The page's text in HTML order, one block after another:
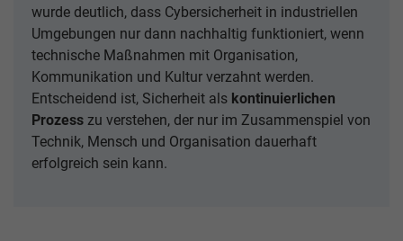
wurde deutlich, dass Cybersicherheit in industriellen
Umgebungen nur dann nachhaltig funktioniert, wenn
technische Maßnahmen mit Organisation,
Kommunikation und Kultur verzahnt werden.
Entscheidend ist, Sicherheit als kontinuierlichen
Prozess zu verstehen, der nur im Zusammenspiel von
Technik, Mensch und Organisation dauerhaft
erfolgreich sein kann.